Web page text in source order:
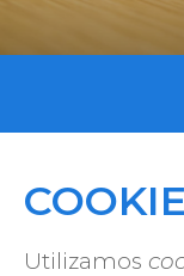
Utilizamos